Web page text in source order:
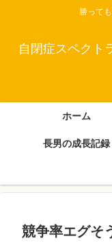
勝って
自閉症スペクト
ホーム
長男の成長記録
競争率エグそ